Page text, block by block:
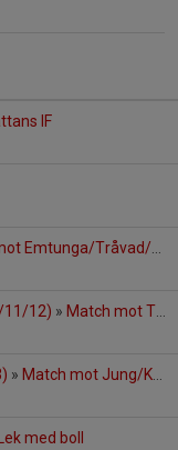
IF
Emtunga/Tråvad/Larv
11/12) » Match mot Trollhättans BoIS
» Match mot Jung/Kvänum/Edsvära/N.Vånga
Lek med boll